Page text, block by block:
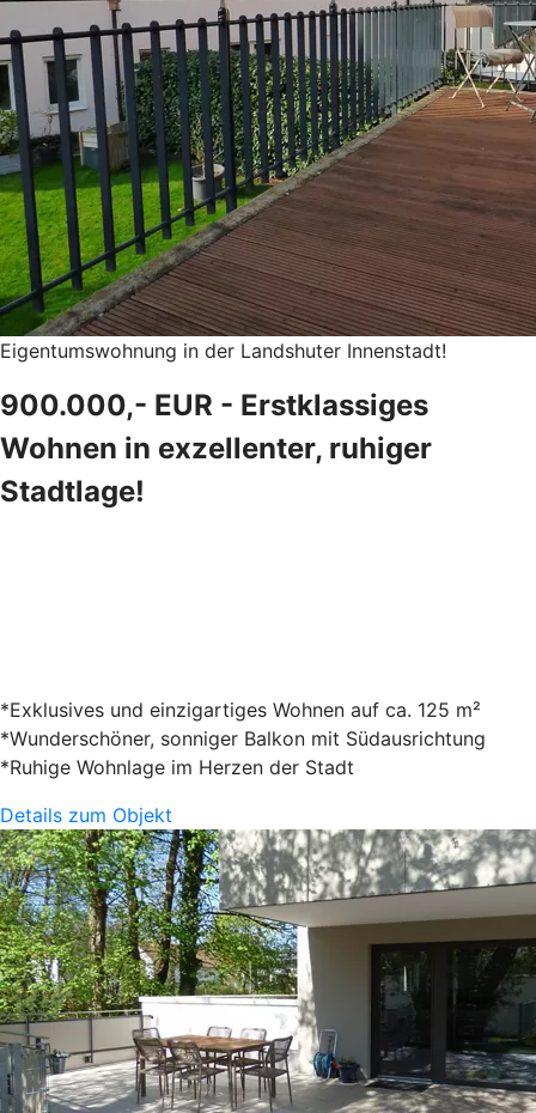
Eigentumswohnung in der Landshuter Innenstadt!
900.000,- EUR - Erstklassiges
Wohnen in exzellenter, ruhiger
Stadtlage!
*Exklusives und einzigartiges Wohnen auf ca. 125 m²
*Wunderschöner, sonniger Balkon mit Südausrichtung
*Ruhige Wohnlage im Herzen der Stadt
Details zum Objekt